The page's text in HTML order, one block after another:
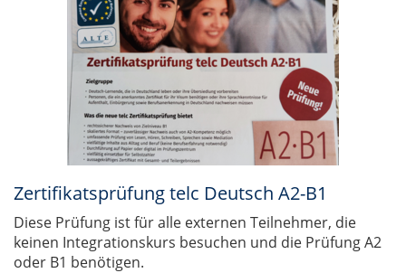
Zertifikatsprüfung telc Deutsch A2-B1
Diese Prüfung ist für alle externen Teilnehmer, die
keinen Integrationskurs besuchen und die Prüfung A2
oder B1 benötigen.